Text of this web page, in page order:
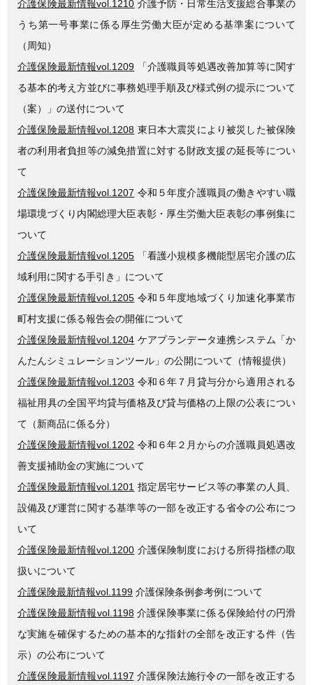
介護保険最新情報vol.1210 介護予防・日常生活支援総合事業の
うち第一号事業に係る厚生労働大臣が定める基準案について
（周知）
介護保険最新情報vol.1209 「介護職員等処遇改善加算等に関す
る基本的考え方並びに事務処理手順及び様式例の提示について
（案）」の送付について
介護保険最新情報vol.1208 東日本大震災により被災した被保険
者の利用者負担等の減免措置に対する財政支援の延長等につい
て
介護保険最新情報vol.1207 令和５年度介護職員の働きやすい職
場環境づくり内閣総理大臣表彰・厚生労働大臣表彰の事例集に
ついて
介護保険最新情報vol.1205 「看護小規模多機能型居宅介護の広
域利用に関する手引き」について
介護保険最新情報vol.1205 令和５年度地域づくり加速化事業市
町村支援に係る報告会の開催について
介護保険最新情報vol.1204 ケアプランデータ連携システム「か
んたんシミュレーションツール」の公開について（情報提供）
介護保険最新情報vol.1203 令和６年７月貸与分から適用される
福祉用具の全国平均貸与価格及び貸与価格の上限の公表につい
て（新商品に係る分）
介護保険最新情報vol.1202 令和６年２月からの介護職員処遇改
善支援補助金の実施について
介護保険最新情報vol.1201 指定居宅サービス等の事業の人員、
設備及び運営に関する基準等の一部を改正する省令の公布につ
いて
介護保険最新情報vol.1200 介護保険制度における所得指標の取
扱いについて
介護保険最新情報vol.1199 介護保険条例参考例について
介護保険最新情報vol.1198 介護保険事業に係る保険給付の円滑
な実施を確保するための基本的な指針の全部を改正する件（告
示）の公布について
介護保険最新情報vol.1197 介護保険法施行令の一部を改正する